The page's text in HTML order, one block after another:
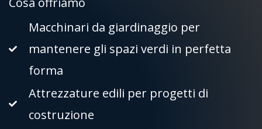
Macchinari da giardinaggio per
mantenere gli spazi verdi in perfetta
forma
Attrezzature edili per progetti di
costruzione